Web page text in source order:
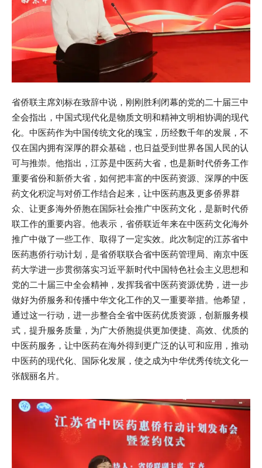
省侨联主席刘标在致辞中说，刚刚胜利闭幕的党的二十届三中
全会指出，中国式现代化是物质文明和精神文明相协调的现代
化。中医药作为中国传统文化的瑰宝，历经数千年的发展，不
仅在国内拥有深厚的群众基础，也日益受到世界各国人民的认
可与推崇。他指出，江苏是中医药大省，也是新时代侨务工作
重要省份和新侨大省，如何把丰富的中医药资源、深厚的中医
药文化积淀与对侨工作结合起来，让中医药惠及更多侨界群
众、让更多海外侨胞在国际社会推广中医药文化，是新时代侨
联工作的重要内容。他表示，省侨联近年来在中医药文化海外
推广中做了一些工作、取得了一定实效。此次制定的江苏省中
医药惠侨行动计划，是省侨联联合省中医药管理局、南京中医
药大学进一步贯彻落实习近平新时代中国特色社会主义思想和
党的二十届三中全会精神，发挥我省中医药资源优势，进一步
做好为侨服务和传播中华文化工作的又一重要举措。他希望，
通过这一行动，进一步整合全省中医药优质资源，创新服务模
式，提升服务质量，为广大侨胞提供更加便捷、高效、优质的
中医药服务，让中医药在海外得到更广泛的认可和应用，推动
中医药的现代化、国际化发展，使之成为中华优秀传统文化一
张靓丽名片。